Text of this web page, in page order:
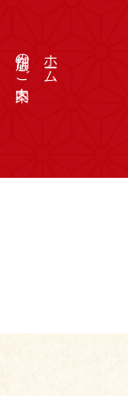
ホーム
店舗のご案内